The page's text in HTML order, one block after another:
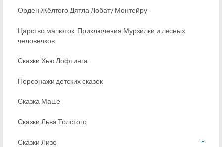
Орден Жёлтого Дятла Лобату Монтейру
Царство малюток. Приключения Мурзилки и лесных
человечков
Сказки Хью Лофтинга
Персонажи детских сказок
Сказка Маше
Сказки Льва Толстого
Сказки Лизе